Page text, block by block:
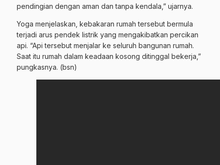
pendingian dengan aman dan tanpa kendala,” ujarnya.
Yoga menjelaskan, kebakaran rumah tersebut bermula
terjadi arus pendek listrik yang mengakibatkan percikan
api. “Api tersebut menjalar ke seluruh bangunan rumah.
Saat itu rumah dalam keadaan kosong ditinggal bekerja,”
pungkasnya. (bsn)